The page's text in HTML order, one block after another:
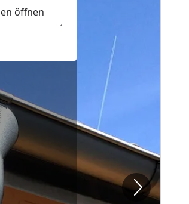
öffnen